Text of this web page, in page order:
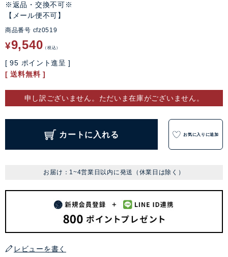
※返品・交換不可※
【メール便不可】
商品番号 cfz0519
¥9,540 税込
[ 95 ポイント進呈 ]
送料無料
申し訳ございません。ただいま在庫がございません。
カートに入れる お気に入りに追加
お届け：1~4営業日以内に発送（休業日は除く）
レビューを書く